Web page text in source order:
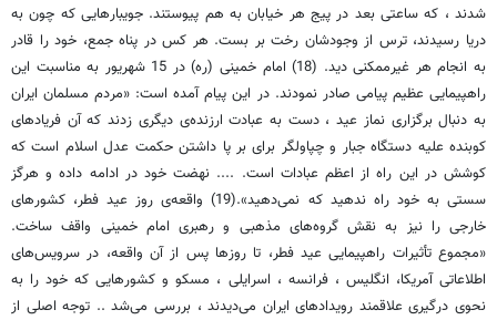
شدند ، که ساعتی بعد در پیج هر خیابان به هم پیوستند. جویبارهایی که چون به
دریا رسیدند، ترس از وجودشان رخت بر بست. هر کس در پناه جمع، خود را قادر
به انجام هر غیرممکنی دید. (18) امام خمینی (ره) در 15 شهریور به مناسبت این
راهپیمایی عظیم پیامی صادر نمودند. در این پیام آمده است: «مردم مسلمان ایران
به دنبال برگزاری نماز عید ، دست به عبادت ارزنده‌ی دیگری زدند که آن فریادهای
کوبنده علیه دستگاه جبار و چپاولگر برای بر پا داشتن حکمت عدل اسلام است که
کوشش در این راه از اعظم عبادات است. .... نهضت خود در ادامه داده و هرگز
سستی به خود راه ندهید که نمی‌دهید».(19) واقعه‌ی روز عید فطر، کشورهای
خارجی را نیز به نقش گروه‌های مذهبی و رهبری امام خمینی واقف ساخت.
«مجموع تأثیرات راهپیمایی عید فطر، تا روزها پس از آن واقعه، در سرویس‌های
اطلاعاتی آمریکا، انگلیس ، فرانسه ، اسرایلی ، مسکو و کشورهایی که خود را به
نحوی درگیری علاقمند رویدادهای ایران می‌دیدند ، بررسی می‌شد .. توجه اصلی از